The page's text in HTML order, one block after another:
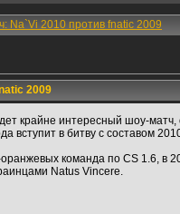
Na`Vi 2010 против fnatic 2009
2009
крайне интересный шоу-
вступит в битву с составом
команда по CS 1.6, в
Natus Vincere.